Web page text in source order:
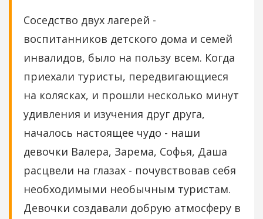
Соседство двух лагерей -
воспитанников детского дома и семей
инвалидов, было на пользу всем. Когда
приехали туристы, передвигающиеся
на колясках, и прошли несколько минут
удивления и изучения друг друга,
началось настоящее чудо - наши
девочки Валера, Зарема, Софья, Даша
расцвели на глазах - почувствовав себя
необходимыми необычным туристам.
Девочки создавали добрую атмосферу в